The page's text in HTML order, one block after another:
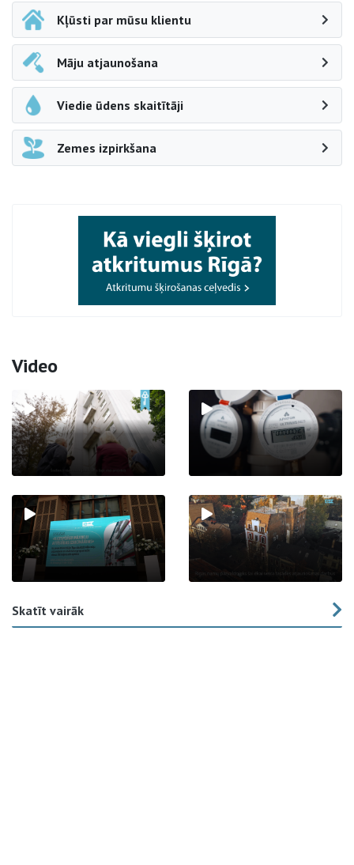
Kļūsti par mūsu klientu
Māju atjaunošana
Viedie ūdens skaitītāji
Zemes izpirkšana
Video
Skatīt vairāk